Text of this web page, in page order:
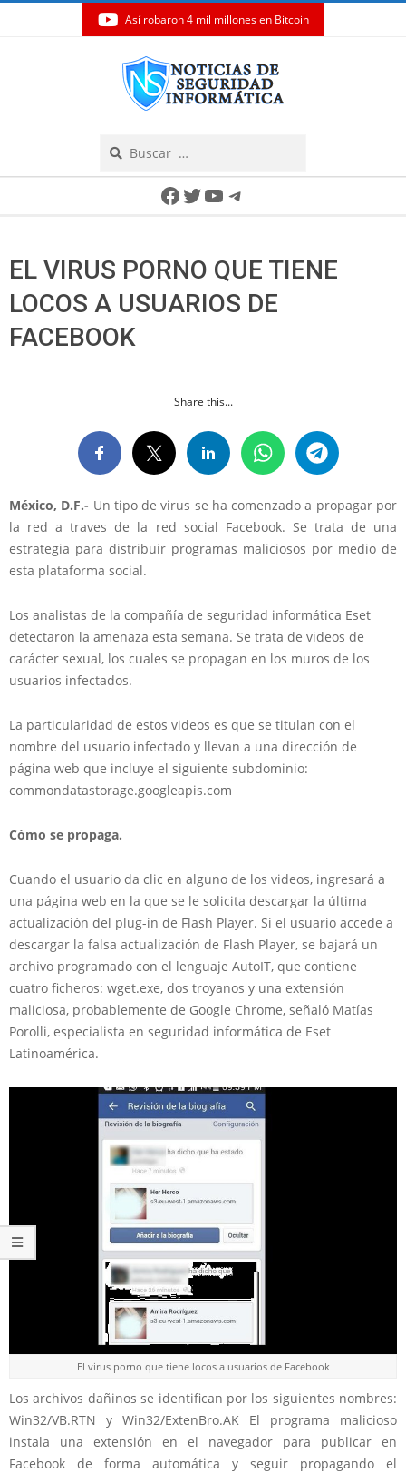
Así robaron 4 mil millones en Bitcoin
Facebook
Twitter
YouTube
Telegram
EL VIRUS PORNO QUE TIENE
LOCOS A USUARIOS DE
FACEBOOK
Share this...
México, D.F.- Un tipo de virus se ha comenzado a propagar por
la red a traves de la red social Facebook. Se trata de una
estrategia para distribuir programas maliciosos por medio de
esta plataforma social.
Los analistas de la compañía de seguridad informática Eset
detectaron la amenaza esta semana. Se trata de videos de
carácter sexual, los cuales se propagan en los muros de los
usuarios infectados.
La particularidad de estos videos es que se titulan con el
nombre del usuario infectado y llevan a una dirección de
página web que incluye el siguiente subdominio:
commondatastorage.googleapis.com
Cómo se propaga.
Cuando el usuario da clic en alguno de los videos, ingresará a
una página web en la que se le solicita descargar la última
actualización del plug-in de Flash Player. Si el usuario accede a
descargar la falsa actualización de Flash Player, se bajará un
archivo programado con el lenguaje AutoIT, que contiene
cuatro ficheros: wget.exe, dos troyanos y una extensión
maliciosa, probablemente de Google Chrome, señaló Matías
Porolli, especialista en seguridad informática de Eset
Latinoamérica.
El virus porno que tiene locos a usuarios de Facebook
Los archivos dañinos se identifican por los siguientes nombres:
Win32/VB.RTN y Win32/ExtenBro.AK El programa malicioso
instala una extensión en el navegador para publicar en
Facebook de forma automática y seguir propagando el